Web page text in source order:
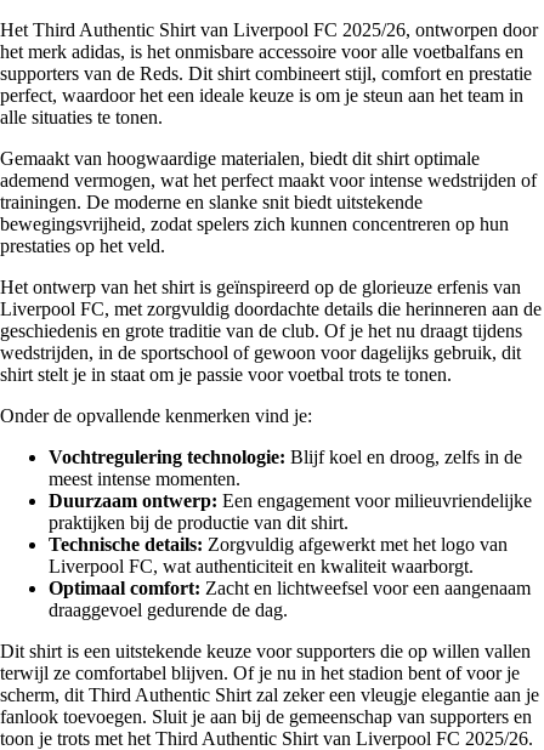
Het Third Authentic Shirt van Liverpool FC 2025/26, ontworpen door
het merk adidas, is het onmisbare accessoire voor alle voetbalfans en
supporters van de Reds. Dit shirt combineert stijl, comfort en prestatie
perfect, waardoor het een ideale keuze is om je steun aan het team in
alle situaties te tonen.
Gemaakt van hoogwaardige materialen, biedt dit shirt optimale
ademend vermogen, wat het perfect maakt voor intense wedstrijden of
trainingen. De moderne en slanke snit biedt uitstekende
bewegingsvrijheid, zodat spelers zich kunnen concentreren op hun
prestaties op het veld.
Het ontwerp van het shirt is geïnspireerd op de glorieuze erfenis van
Liverpool FC, met zorgvuldig doordachte details die herinneren aan de
geschiedenis en grote traditie van de club. Of je het nu draagt tijdens
wedstrijden, in de sportschool of gewoon voor dagelijks gebruik, dit
shirt stelt je in staat om je passie voor voetbal trots te tonen.
Onder de opvallende kenmerken vind je:
Vochtregulering technologie: Blijf koel en droog, zelfs in de
meest intense momenten.
Duurzaam ontwerp: Een engagement voor milieuvriendelijke
praktijken bij de productie van dit shirt.
Technische details: Zorgvuldig afgewerkt met het logo van
Liverpool FC, wat authenticiteit en kwaliteit waarborgt.
Optimaal comfort: Zacht en lichtweefsel voor een aangenaam
draaggevoel gedurende de dag.
Dit shirt is een uitstekende keuze voor supporters die op willen vallen
terwijl ze comfortabel blijven. Of je nu in het stadion bent of voor je
scherm, dit Third Authentic Shirt zal zeker een vleugje elegantie aan je
fanlook toevoegen. Sluit je aan bij de gemeenschap van supporters en
toon je trots met het Third Authentic Shirt van Liverpool FC 2025/26.